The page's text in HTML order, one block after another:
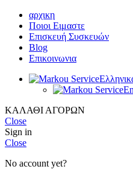
αρχικη
Ποιοι Ειμαστε
Επισκευή Συσκευών
Blog
Επικοινωνια
ΚΑΛΑΘΙ ΑΓΟΡΩΝ
Close
Sign in
Close
No account yet?